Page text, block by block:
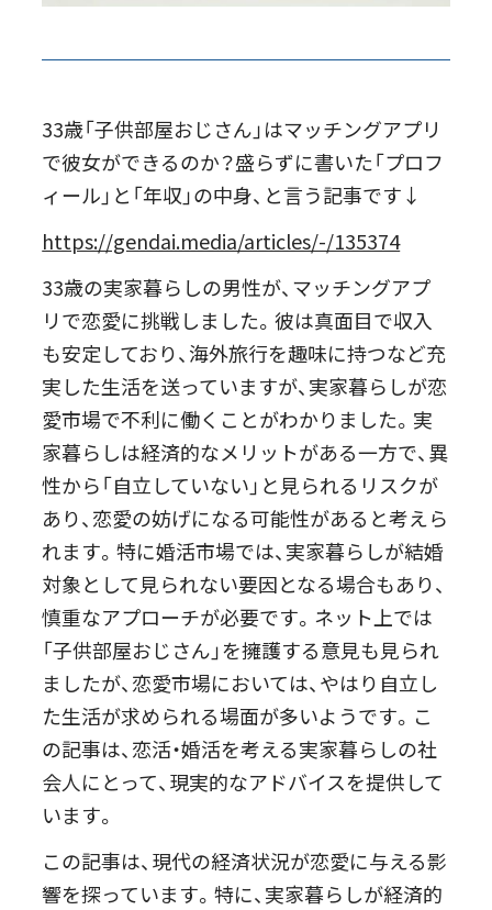
33歳「子供部屋おじさん」はマッチングアプリ
で彼女ができるのか？盛らずに書いた「プロフ
ィール」と「年収」の中身、と言う記事です↓
https://gendai.media/articles/-/135374
33歳の実家暮らしの男性が、マッチングアプ
リで恋愛に挑戦しました。彼は真面目で収入
も安定しており、海外旅行を趣味に持つなど充
実した生活を送っていますが、実家暮らしが恋
愛市場で不利に働くことがわかりました。実
家暮らしは経済的なメリットがある一方で、異
性から「自立していない」と見られるリスクが
あり、恋愛の妨げになる可能性があると考えら
れます。特に婚活市場では、実家暮らしが結婚
対象として見られない要因となる場合もあり、
慎重なアプローチが必要です。ネット上では
「子供部屋おじさん」を擁護する意見も見られ
ましたが、恋愛市場においては、やはり自立し
た生活が求められる場面が多いようです。こ
の記事は、恋活・婚活を考える実家暮らしの社
会人にとって、現実的なアドバイスを提供して
います。
この記事は、現代の経済状況が恋愛に与える影
響を探っています。特に、実家暮らしが経済的